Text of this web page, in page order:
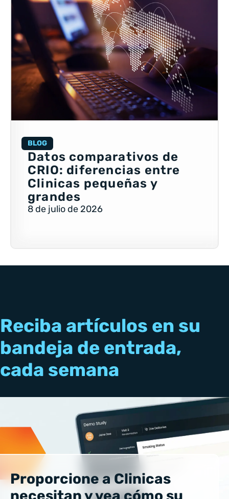
BLOG
Datos comparativos de
CRIO: diferencias entre
Clinicas pequeñas y
grandes
8 de julio de 2026
Reciba artículos en su
bandeja de entrada,
cada semana
Proporcione a Clinicas
necesitan y vea cómo su